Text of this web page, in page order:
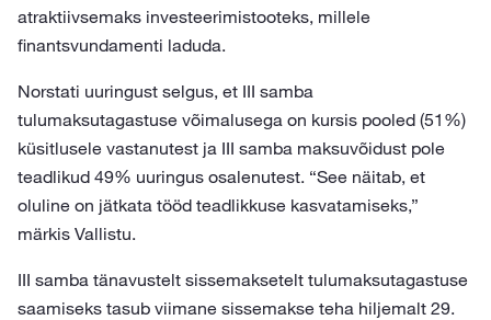
atraktiivsemaks investeerimistooteks, millele
finantsvundamenti laduda.
Norstati uuringust selgus, et III samba
tulumaksutagastuse võimalusega on kursis pooled (51%)
küsitlusele vastanutest ja III samba maksuvõidust pole
teadlikud 49% uuringus osalenutest. “See näitab, et
oluline on jätkata tööd teadlikkuse kasvatamiseks,”
märkis Vallistu.
III samba tänavustelt sissemaksetelt tulumaksutagastuse
saamiseks tasub viimane sissemakse teha hiljemalt 29.